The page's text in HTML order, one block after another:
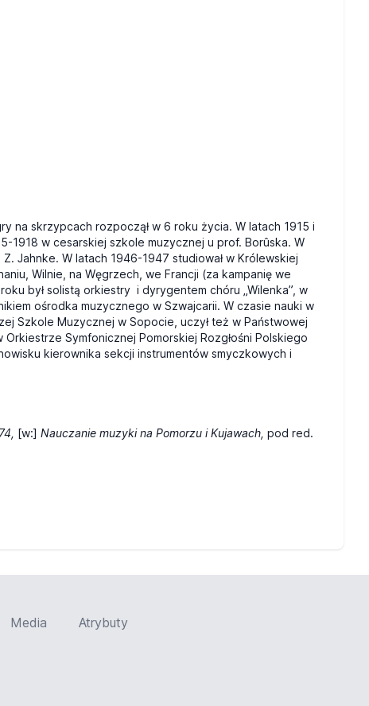
na skrzypcach rozpoczął w 6 roku życia. W latach 1915 i
1918 w cesarskiej szkole muzycznej u prof. Borûska. W
Jahnke. W latach 1946-1947 studiował w Królewskiej
Wilnie, na Węgrzech, we Francji (za kampanię we
był solistą orkiestry i dyrygentem chóru „Wilenka”, w
ośrodka muzycznego w Szwajcarii. W czasie nauki w
Szkole Muzycznej w Sopocie, uczył też w Państwowej
Symfonicznej Pomorskiej Rozgłośni Polskiego
kierownika sekcji instrumentów smyczkowych i
[w:] Nauczanie muzyki na Pomorzu i Kujawach, pod red.
Media Atrybuty